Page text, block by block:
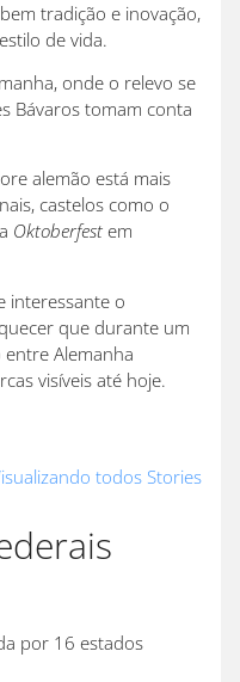
tradição e inovação,
de vida.
onde o relevo se
Bávaros tomam conta
alemão está mais
castelos como o
Oktoberfest em
interessante o
que durante um
Alemanha
visíveis até hoje.
todos Stories
o
o
por 16 estados